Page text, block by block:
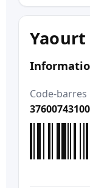
Yaourt
Code-barres